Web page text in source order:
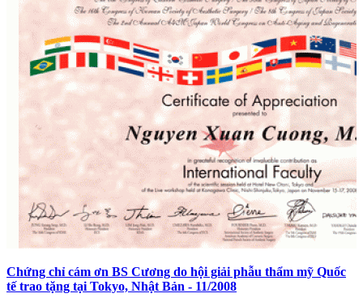
Chứng chỉ cám ơn BS Cương do hội giải phẫu thẩm mỹ Quốc
tế trao tặng tại Tokyo, Nhật Bản - 11/2008